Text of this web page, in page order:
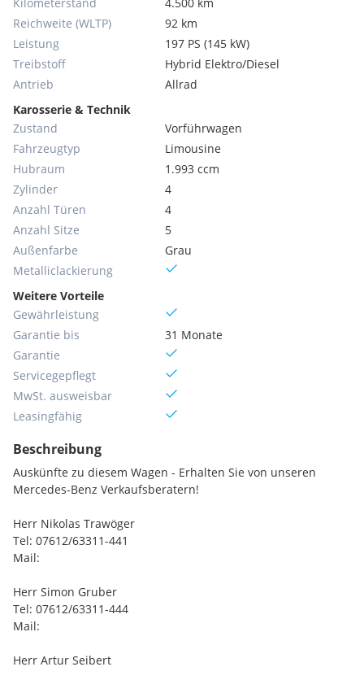
Reichweite (WLTP)
92 km
Leistung
197 PS (145 kW)
Treibstoff
Hybrid Elektro/Diesel
Antrieb
Allrad
Karosserie & Technik
Zustand
Vorführwagen
Fahrzeugtyp
Limousine
Hubraum
1.993 ccm
Zylinder
4
Anzahl Türen
4
Anzahl Sitze
5
Außenfarbe
Grau
Metallic­lackierung
Weitere Vorteile
Gewährleistung
Garantie bis
31 Monate
Garantie
Servicegepflegt
MwSt. ausweisbar
Leasingfähig
Beschreibung
Auskünfte zu diesem Wagen - Erhalten Sie von unseren
Mercedes-Benz Verkaufsberatern!
Herr Nikolas Trawöger
Tel: 07612/63311-441
Mail:
Herr Simon Gruber
Tel: 07612/63311-444
Mail:
Herr Artur Seibert